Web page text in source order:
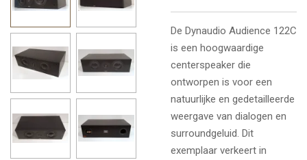
De Dynaudio Audience 122C
is een hoogwaardige
centerspeaker die
ontworpen is voor een
natuurlijke en gedetailleerde
weergave van dialogen en
surroundgeluid. Dit
exemplaar verkeert in